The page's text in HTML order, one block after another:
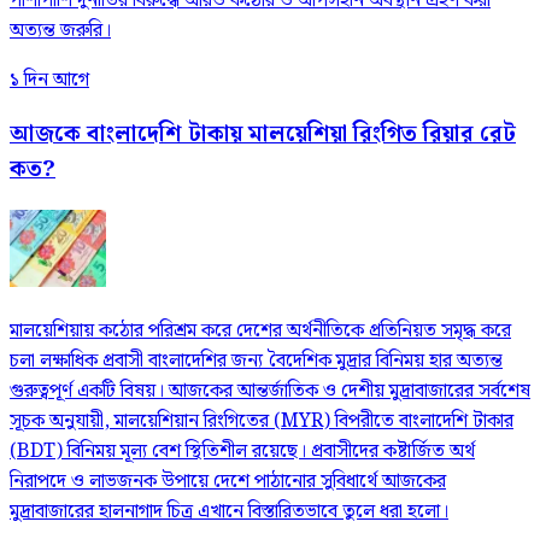
অত্যন্ত জরুরি।
১ দিন আগে
আজকে বাংলাদেশি টাকায় মালয়েশিয়া রিংগিত রিয়ার রেট
কত?
মালয়েশিয়ায় কঠোর পরিশ্রম করে দেশের অর্থনীতিকে প্রতিনিয়ত সমৃদ্ধ করে
চলা লক্ষাধিক প্রবাসী বাংলাদেশির জন্য বৈদেশিক মুদ্রার বিনিময় হার অত্যন্ত
গুরুত্বপূর্ণ একটি বিষয়। আজকের আন্তর্জাতিক ও দেশীয় মুদ্রাবাজারের সর্বশেষ
সূচক অনুযায়ী, মালয়েশিয়ান রিংগিতের (MYR) বিপরীতে বাংলাদেশি টাকার
(BDT) বিনিময় মূল্য বেশ স্থিতিশীল রয়েছে। প্রবাসীদের কষ্টার্জিত অর্থ
নিরাপদে ও লাভজনক উপায়ে দেশে পাঠানোর সুবিধার্থে আজকের
মুদ্রাবাজারের হালনাগাদ চিত্র এখানে বিস্তারিতভাবে তুলে ধরা হলো।